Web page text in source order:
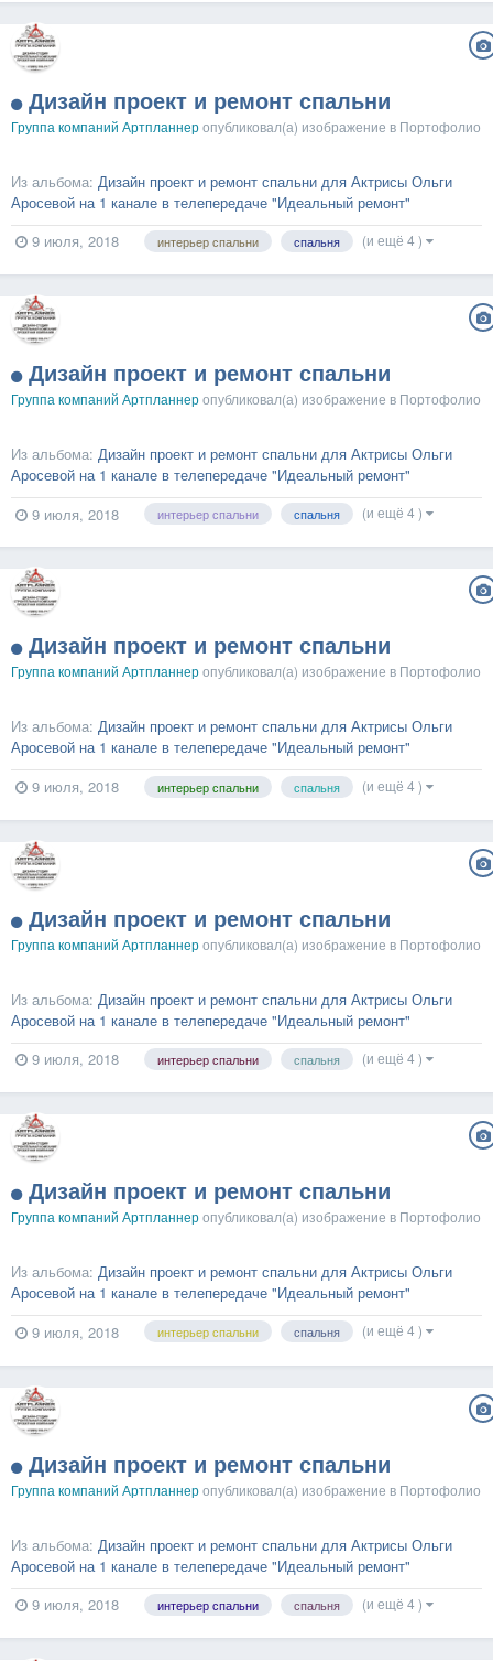
Дизайн проект и ремонт спальни
Группа компаний Артпланнеропубликовал(а) изображение в Портофолио
Из альбома: Дизайн проект и ремонт спальни для Актрисы Ольги
Аросевой на 1 канале в телепередаче "Идеальный ремонт"
9 июля, 2018
интерьер спальни спальня (и ещё 4 )
Дизайн проект и ремонт спальни
Группа компаний Артпланнеропубликовал(а) изображение в Портофолио
Из альбома: Дизайн проект и ремонт спальни для Актрисы Ольги
Аросевой на 1 канале в телепередаче "Идеальный ремонт"
9 июля, 2018
интерьер спальни спальня (и ещё 4 )
Дизайн проект и ремонт спальни
Группа компаний Артпланнеропубликовал(а) изображение в Портофолио
Из альбома: Дизайн проект и ремонт спальни для Актрисы Ольги
Аросевой на 1 канале в телепередаче "Идеальный ремонт"
9 июля, 2018
интерьер спальни спальня (и ещё 4 )
Дизайн проект и ремонт спальни
Группа компаний Артпланнеропубликовал(а) изображение в Портофолио
Из альбома: Дизайн проект и ремонт спальни для Актрисы Ольги
Аросевой на 1 канале в телепередаче "Идеальный ремонт"
9 июля, 2018
интерьер спальни спальня (и ещё 4 )
Дизайн проект и ремонт спальни
Группа компаний Артпланнеропубликовал(а) изображение в Портофолио
Из альбома: Дизайн проект и ремонт спальни для Актрисы Ольги
Аросевой на 1 канале в телепередаче "Идеальный ремонт"
9 июля, 2018
интерьер спальни спальня (и ещё 4 )
Дизайн проект и ремонт спальни
Группа компаний Артпланнеропубликовал(а) изображение в Портофолио
Из альбома: Дизайн проект и ремонт спальни для Актрисы Ольги
Аросевой на 1 канале в телепередаче "Идеальный ремонт"
9 июля, 2018
интерьер спальни спальня (и ещё 4 )